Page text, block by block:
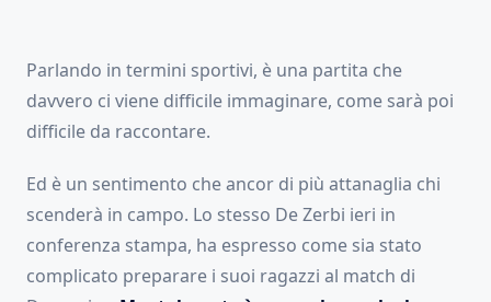
Parlando in termini sportivi, è una partita che
davvero ci viene difficile immaginare, come sarà poi
difficile da raccontare.
Ed è un sentimento che ancor di più attanaglia chi
scenderà in campo. Lo stesso De Zerbi ieri in
conferenza stampa, ha espresso come sia stato
complicato preparare i suoi ragazzi al match di